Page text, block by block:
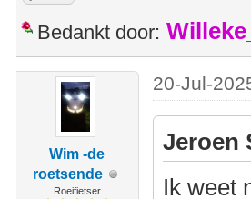
Bedankt door:
Wim -de
roetsende
Roeifietser
20-Jul-
Jeroen
Ik weet